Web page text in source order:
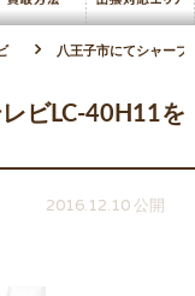
八王子市にてシャープ
ビLC-40H11を
2016.12.10 公開